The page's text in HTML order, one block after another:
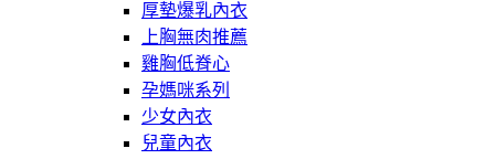
厚墊爆乳內衣
上胸無肉推薦
雞胸低脊心
孕媽咪系列
少女內衣
兒童內衣